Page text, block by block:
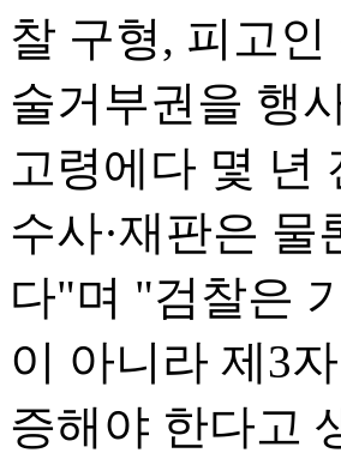
찰 구형, 피고
술거부권을 행
고령에다 몇 년
수사·재판은
다"며 "검찰은
이 아니라 제3
증해야 한다고